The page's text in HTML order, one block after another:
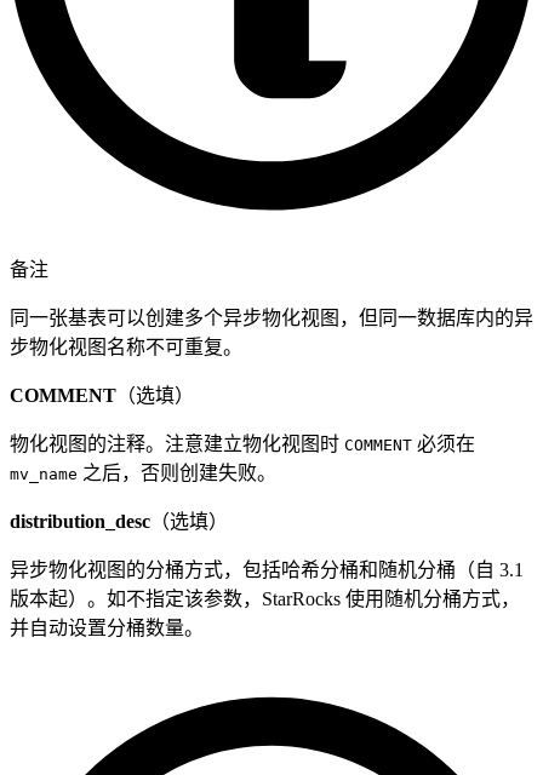
备注
同一张基表可以创建多个异步物化视图，但同一数据库内的异
步物化视图名称不可重复。
COMMENT （选填）
物化视图的注释。注意建立物化视图时 COMMENT 必须在
mv_name 之后，否则创建失败。
distribution_desc （选填）
异步物化视图的分桶方式，包括哈希分桶和随机分桶（自 3.1
版本起）。如不指定该参数，StarRocks 使用随机分桶方式，
并自动设置分桶数量。